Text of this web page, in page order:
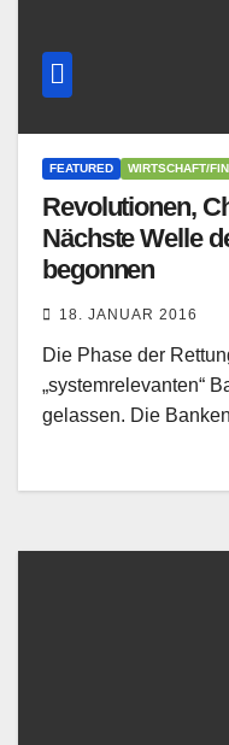
FEATURED WIRTSCHAFT/
Revolutionen,
Nächste Welle
begonnen
18. JANUAR 2016
Die Phase der
„systemrelevanten“
gelassen. Die